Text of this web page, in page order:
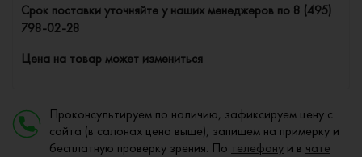
Cрок поставки уточняйте у наших менеджеров по 8 (495)
798-02-28
Цена на товар может измениться
Проконсультируем по наличию, зафиксируем цену с
сайта (в салонах цена выше), запишем на примерку и
бесплатную проверку зрения. По телефону и в чате